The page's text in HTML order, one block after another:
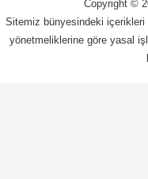
Copyright ©
Sitemiz bünyesindeki
yönetmeliklerine göre yasal